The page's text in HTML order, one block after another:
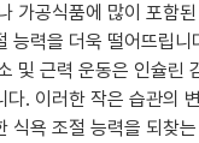
가공식품에 많이 포함
능력을 더욱 떨어뜨립니
및 근력 운동은 인슐린
. 이러한 작은 습관의
식욕 조절 능력을 되찾